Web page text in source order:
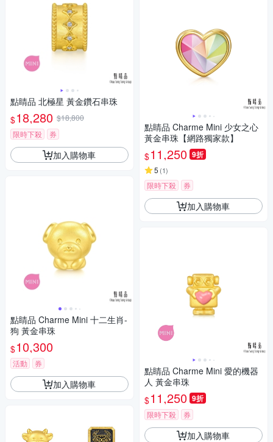
點睛品 北極星 黃金鑽石串珠
$18,280 $18,800
限時下殺
券
加入購物車
點睛品 Charme Mini 十二生肖-
狗 黃金串珠
$10,300
活動 券
加入購物車
點睛品 Charme Mini 少女之心
黃金串珠【網路獨家款】
$11,250 9折
5 (1)
限時下殺 券
加入購物車
點睛品 Charme Mini 愛的機器
人 黃金串珠
$11,250 9折
限時下殺 券
加入購物車